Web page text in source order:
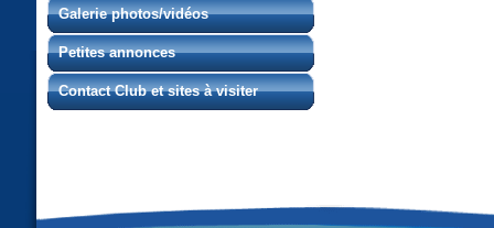
Galerie photos/vidéos
Petites annonces
Contact Club et sites à visiter